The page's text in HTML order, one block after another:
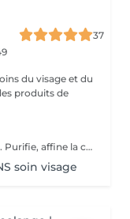
37
du visage et du
produits de
Soin nettoyant et ré-oxygénant des tissus. Purifie, affine la couche cornée, resserre les pores et matifie grâce à des appareils professionnels et des produits choisis avec soin. Une détoxification du cuir chevelu est prévu également dans ce soin.
soin visage